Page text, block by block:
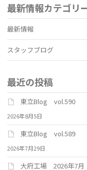
最新情報カテゴリ
最新情報
スタッフブログ
最近の投稿
東立Blog vol.590
2026年8月5日
東立Blog vol.589
2026年7月29日
大府工場 2026年7